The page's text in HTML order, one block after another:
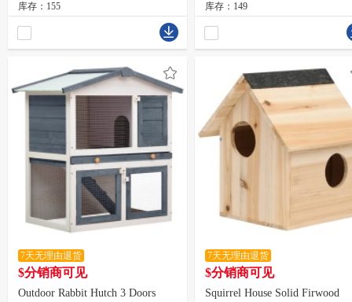
库存：155
库存：149
7天无理由退货
$分销商可见
Outdoor Rabbit Hutch 3 Doors
7天无理由退货
$分销商可见
Squirrel House Solid Firwood